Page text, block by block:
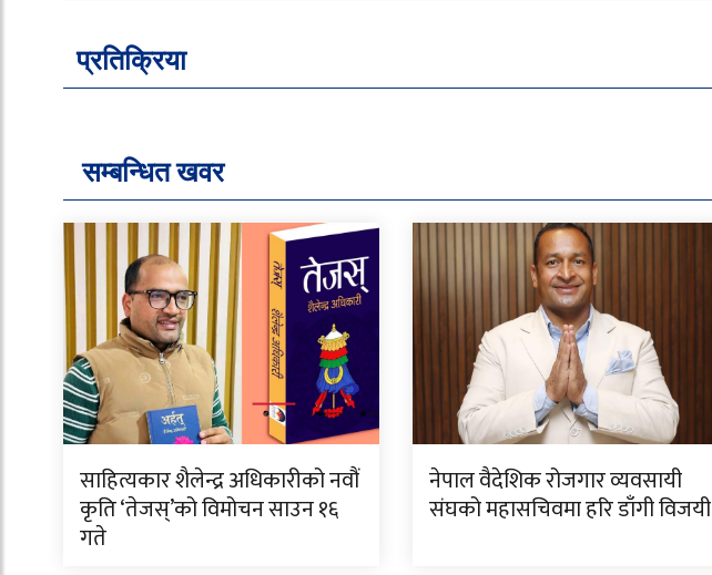
प्रतिक्रिया
सम्बन्धित खवर
साहित्यकार शैलेन्द्र अधिकारीको नवौं
कृति ‘तेजस्’को विमोचन साउन १६
गते
नेपाल वैदेशिक रोजगार व्यवसायी
संघको महासचिवमा हरि डाँगी विजयी